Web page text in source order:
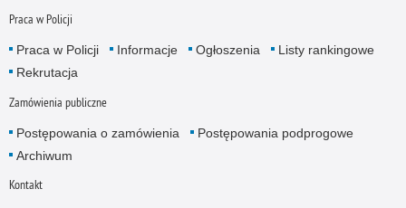
Praca w Policji
Praca w Policji Informacje Ogłoszenia
Listy rankingowe
Rekrutacja
Zamówienia publiczne
Postępowania o zamówienia
Postępowania podprogowe
Archiwum
Kontakt